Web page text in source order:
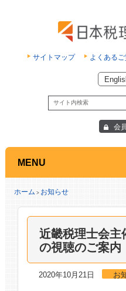
サイトマップ よくあるご
会
MENU
ホーム > お知らせ
近畿税理士会主
の視聴のご案内
2020年10月21日 お